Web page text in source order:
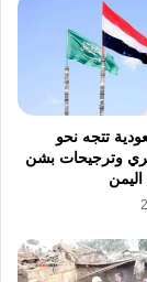
تتجه نحو
وترجيحات بشن